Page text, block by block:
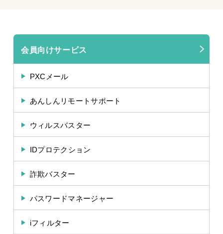
会員向けサービス
PXCメール
あんしんリモートサポート
ウィルスバスター
IDプロテクション
詐欺バスター
パスワードマネージャー
iフィルター